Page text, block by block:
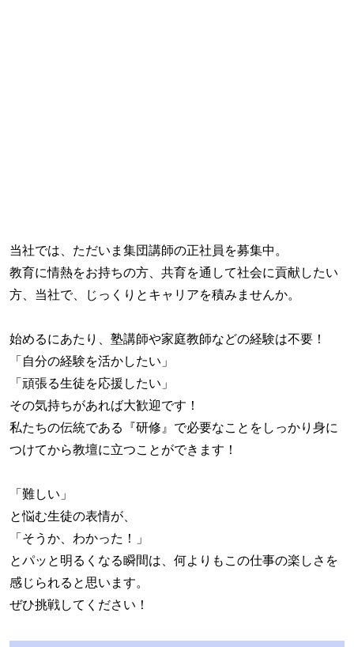
当社では、ただいま集団講師の正社員を募集中。
教育に情熱をお持ちの方、共育を通して社会に貢献したい
方、当社で、じっくりとキャリアを積みませんか。
始めるにあたり、塾講師や家庭教師などの経験は不要！
「自分の経験を活かしたい」
「頑張る生徒を応援したい」
その気持ちがあれば大歓迎です！
私たちの伝統である『研修』で必要なことをしっかり身に
つけてから教壇に立つことができます！
「難しい」
と悩む生徒の表情が、
「そうか、わかった！」
とパッと明るくなる瞬間は、何よりもこの仕事の楽しさを
感じられると思います。
ぜひ挑戦してください！